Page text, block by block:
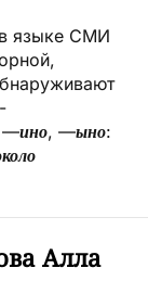
в языке СМИ
—ино, —ыно:
Алла